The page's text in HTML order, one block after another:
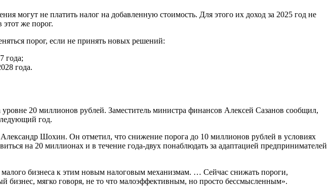
могут не платить налог на добавленную стоимость. Для этого их доход за 2025 год не
же порог.
порог, если не принять новых решений:
года;
года.
20 миллионов рублей. Заместитель министра финансов Алексей Сазанов сообщил,
год.
Шохин. Он отметил, что снижение порога до 10 миллионов рублей в условиях
на 20 миллионах и в течение года-двух понаблюдать за адаптацией предпринимателей
бизнеса к этим новым налоговым механизмам. … Сейчас снижать пороги,
мягко говоря, не то что малоэффективным, но просто бессмысленным».